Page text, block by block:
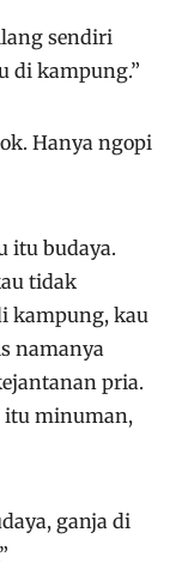
sendiri
di kampung.”
Hanya ngopi
itu budaya.
tidak
kampung, kau
namanya
pria.
itu minuman,
ganja di